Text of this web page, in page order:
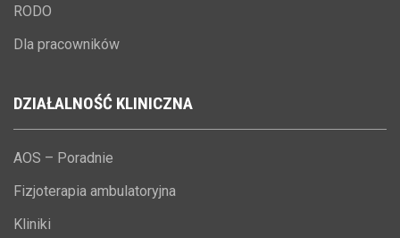
RODO
Dla pracowników
DZIAŁALNOŚĆ KLINICZNA
AOS – Poradnie
Fizjoterapia ambulatoryjna
Kliniki